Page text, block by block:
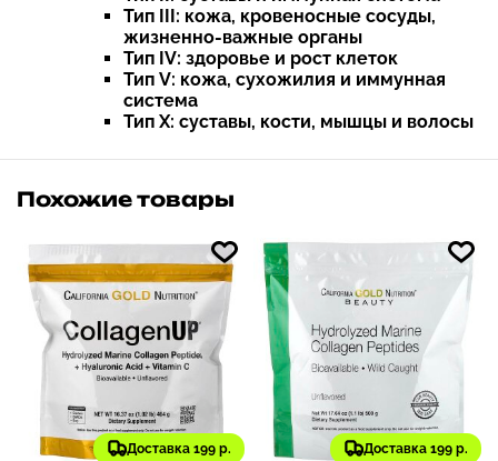
Тип III: кожа, кровеносные сосуды,
жизненно-важные органы
Тип IV: здоровье и рост клеток
Тип V: кожа, сухожилия и иммунная
система
Тип X: суставы, кости, мышцы и волосы
Похожие товары
Доставка 199 р. Доставка 199 р.